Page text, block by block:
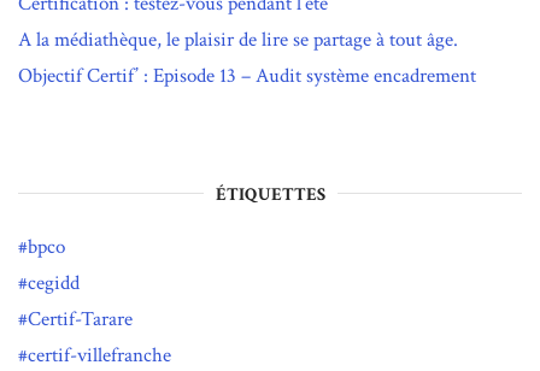
A la médiathèque, le plaisir de lire se partage à tout âge.
Objectif Certif’ : Episode 13 – Audit système encadrement
ÉTIQUETTES
bpco
cegidd
Certif-Tarare
certif-villefranche